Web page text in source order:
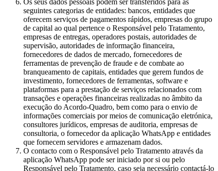
Os seus dados pessoais podem ser transferidos para as
seguintes categorias de entidades: bancos, entidades que
oferecem serviços de pagamentos rápidos, empresas do grupo
de capital ao qual pertence o Responsável pelo Tratamento,
empresas de entregas, operadores postais, autoridades de
supervisão, autoridades de informação financeira,
fornecedores de dados de mercado, fornecedores de
ferramentas de prevenção de fraude e de combate ao
branqueamento de capitais, entidades que gerem fundos de
investimento, fornecedores de ferramentas, software e
plataformas para a prestação de serviços relacionados com
transações e operações financeiras realizadas no âmbito da
execução do Acordo-Quadro, bem como para o envio de
informações comerciais por meios de comunicação eletrónica,
consultores jurídicos, empresas de auditoria, empresas de
consultoria, o fornecedor da aplicação WhatsApp e entidades
que fornecem servidores e armazenam dados.
O contacto com o Responsável pelo Tratamento através da
aplicação WhatsApp pode ser iniciado por si ou pelo
Responsável pelo Tratamento, caso seja necessário contactá-lo